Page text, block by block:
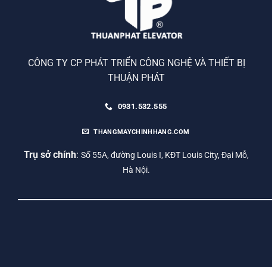
CÔNG TY CP PHÁT TRIỂN CÔNG NGHỆ VÀ THIẾT BỊ
THUẬN PHÁT
0931.532.555
THANGMAYCHINHHANG.COM
Trụ sở chính: Số 55A, đường Louis I, KĐT Louis City, Đại Mỗ,
Hà Nội.